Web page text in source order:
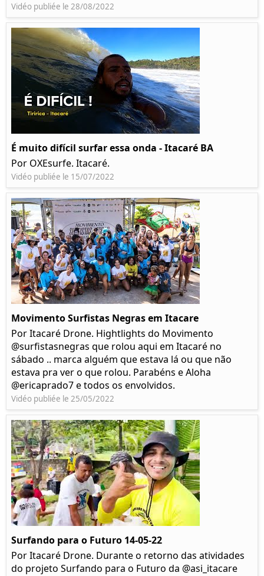
Vidéo publiée le 28/08/2022
É muito difícil surfar essa onda - Itacaré BA
Por OXEsurfe. Itacaré.
Vidéo publiée le 15/07/2022
Movimento Surfistas Negras em Itacare
Por Itacaré Drone. Hightlights do Movimento
@surfistasnegras que rolou aqui em Itacaré no
sábado .. marca alguém que estava lá ou que não
estava pra ver o que rolou. Parabéns e Aloha
@ericaprado7 e todos os envolvidos.
Vidéo publiée le 25/05/2022
Surfando para o Futuro 14-05-22
Por Itacaré Drone. Durante o retorno das atividades
do projeto Surfando para o Futuro da @asi_itacare